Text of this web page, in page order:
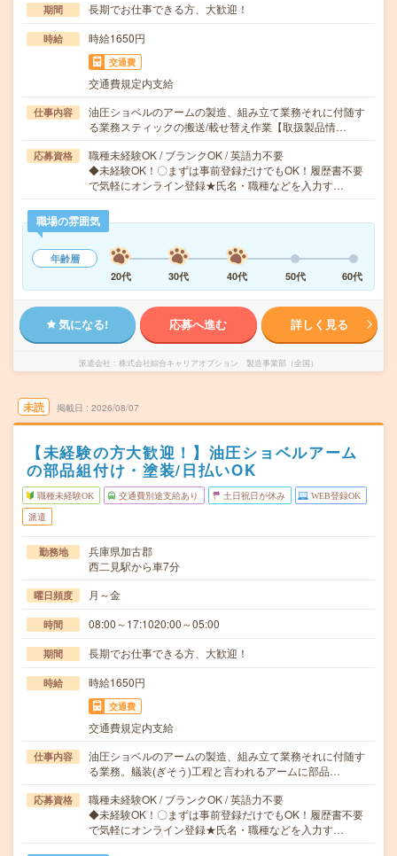
期間 長期でお仕事できる方、大歓迎！
時給 時給1650円
交通費
交通費規定内支給
仕事内容
油圧ショベルのアームの製造、組み立て業務それに付随す
る業務スティックの搬送/載せ替え作業【取扱製品情…
応募資格
職種未経験OK / ブランクOK / 英語力不要
◆未経験OK！〇まずは事前登録だけでもOK！履歴書不要
で気軽にオンライン登録★氏名・職種などを入力す…
職場の雰囲気
年齢層
20代
30代 40代 50代 60代
気になる! 応募へ進む 詳しく見る
派遣会社 株式会社綜合キャリアオプション 製造事業部（全国）
未読 掲載日 2026/08/07
【未経験の方大歓迎！】油圧ショベルアーム
の部品組付け・塗装/日払いOK
職種未経験OK 交通費別途支給あり 土日祝日が休み WEB登録OK
派遣
勤務地
兵庫県加古郡
西二見駅から車7分
曜日頻度 月～金
時間 08:00～17:1020:00～05:00
期間 長期でお仕事できる方、大歓迎！
時給 時給1650円
交通費
交通費規定内支給
仕事内容
油圧ショベルのアームの製造、組み立て業務それに付随す
る業務。艤装(ぎそう)工程と言われるアームに部品…
応募資格
職種未経験OK / ブランクOK / 英語力不要
◆未経験OK！〇まずは事前登録だけでもOK！履歴書不要
で気軽にオンライン登録★氏名・職種などを入力す…